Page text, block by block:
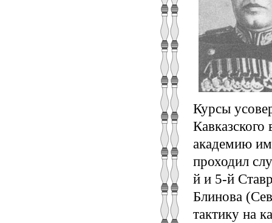
Курсы
академию
проходил
й и 5-й
Блинова
тактику на